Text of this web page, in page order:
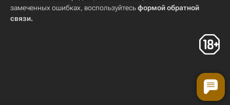
замеченных ошибках, воспользуйтесьформой обратной
связи.